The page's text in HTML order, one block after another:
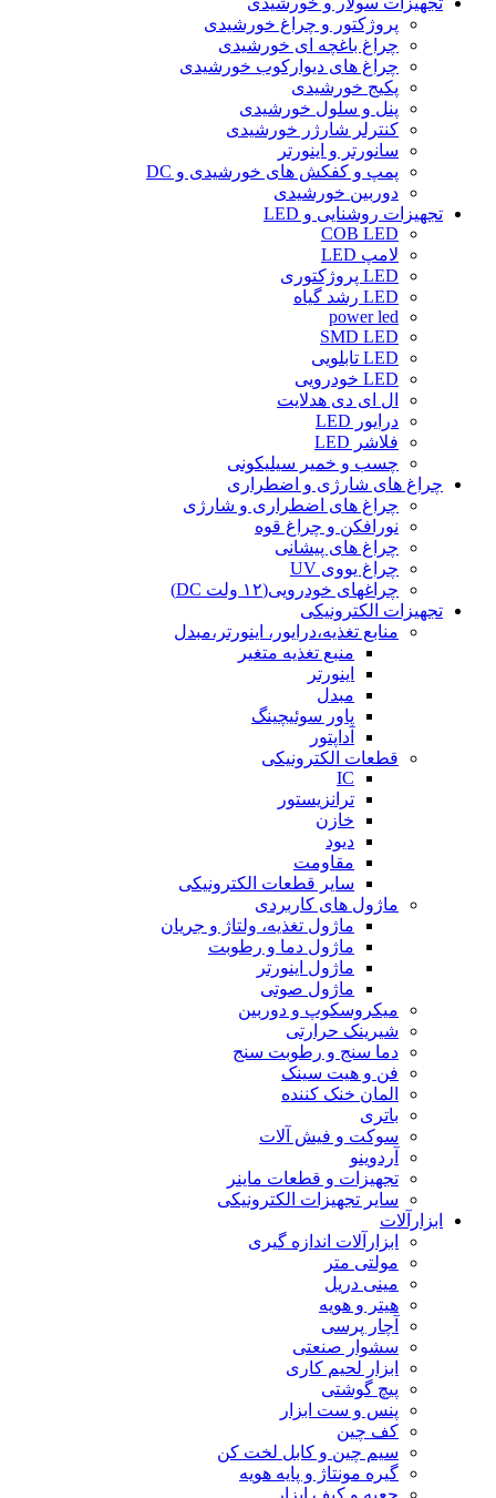
پروژکتور و چراغ خورشیدی
چراغ باغچه ای خورشیدی
چراغ های دیوارکوب خورشیدی
پکیج خورشیدی
پنل و سلول خورشیدی
کنترلر شارژر خورشیدی
سانورتر و اینورتر
پمپ و کفکش های خورشیدی و DC
دوربین خورشیدی
تجهیزات روشنایی و LED
COB LED
لامپ LED
LED پروژکتوری
LED رشد گیاه
power led
SMD LED
LED تابلویی
LED خودرویی
ال ای دی هدلایت
درایور LED
فلاشر LED
چسب و خمیر سیلیکونی
چراغ های شارژی و اضطراری
چراغ های اضطراری و شارژی
نورافکن و چراغ قوه
چراغ های پیشانی
چراغ یووی UV
چراغهای خودرویی(۱۲ ولت DC)
تجهیزات الکترونیکی
منابع تغذیه،درایور، اینورتر،مبدل
منبع تغذیه متغیر
اینورتر
مبدل
پاور سوئیچینگ
آداپتور
قطعات الکترونیکی
IC
ترانزیستور
خازن
دیود
مقاومت
سایر قطعات الکترونیکی
ماژول های کاربردی
ماژول تغذیه، ولتاژ و جریان
ماژول دما و رطوبت
ماژول اینورتر
ماژول صوتی
میکروسکوپ و دوربین
شیرینک حرارتی
دما سنج و رطوبت سنج
فن و هیت سینک
المان خنک کننده
باتری
سوکت و فیش آلات
آردوینو
تجهیزات و قطعات ماینر
سایر تجهیزات الکترونیکی
ابزارآلات
ابزارآلات اندازه گیری
مولتی متر
مینی دریل
هیتر و هویه
آچار پرسی
سشوار صنعتی
ابزار لحیم کاری
پیچ گوشتی
پنس و ست ابزار
کف چین
سیم چین و کابل لخت کن
گیره مونتاژ و پایه هویه
جعبه و کیف ابزار